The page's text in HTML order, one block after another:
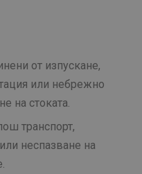
от изпускане,
или небрежно
на стоката.
транспорт,
неспазване на